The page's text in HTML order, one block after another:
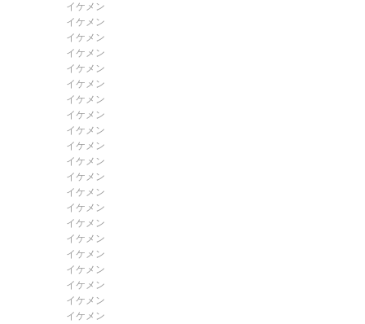
イケメン
イケメン
イケメン
イケメン
イケメン
イケメン
イケメン
イケメン
イケメン
イケメン
イケメン
イケメン
イケメン
イケメン
イケメン
イケメン
イケメン
イケメン
イケメン
イケメン
イケメン